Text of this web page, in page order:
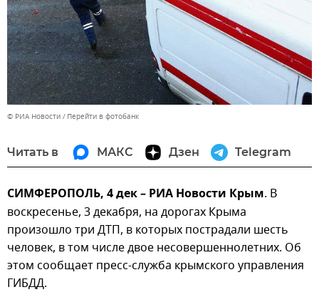
© РИА Новости Перейти в фотобанк
Читать в МАКС Дзен Telegram
СИМФЕРОПОЛЬ, 4 дек – РИА Новости Крым. В
воскресенье, 3 декабря, на дорогах Крыма
произошло три ДТП, в которых пострадали шесть
человек, в том числе двое несовершеннолетних. Об
этом сообщает пресс-служба крымского управления
ГИБДД.